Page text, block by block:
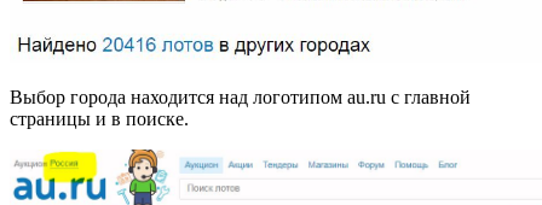
Выбор города находится над логотипом au.ru с главной
страницы и в поиске.